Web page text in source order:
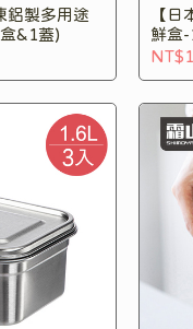
鋁製多用途
&1蓋)
【
鮮盒